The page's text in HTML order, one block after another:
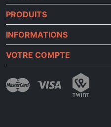
PRODUITS
INFORMATIONS
VOTRE COMPTE